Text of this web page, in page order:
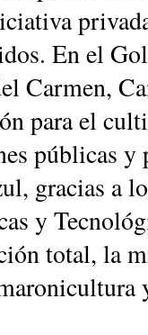
En el
Car­men,
pa­ra el
pú­bli­cas
gra­cias a
y
to­tal, la